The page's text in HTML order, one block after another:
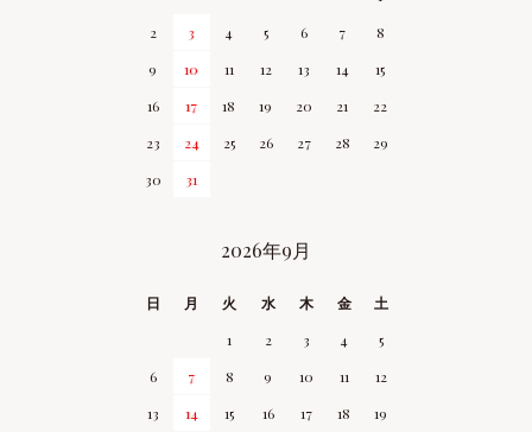
2
3 4 5 6 7
8
9
10 11 12 13 14
15
16
17 18 19 20 21
22
23
24 25 26 27 28
29
30
31
2026年9月
日 月 火 水 木 金
土
1
2 3 4
5
6
7 8 9 10 11
12
13
14 15 16 17 18
19